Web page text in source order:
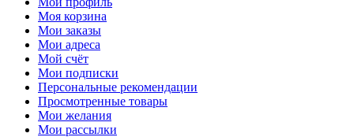
Моя корзина
Мои заказы
Мои адреса
Мой счёт
Мои подписки
Персональные рекомендации
Просмотренные товары
Мои желания
Мои рассылки